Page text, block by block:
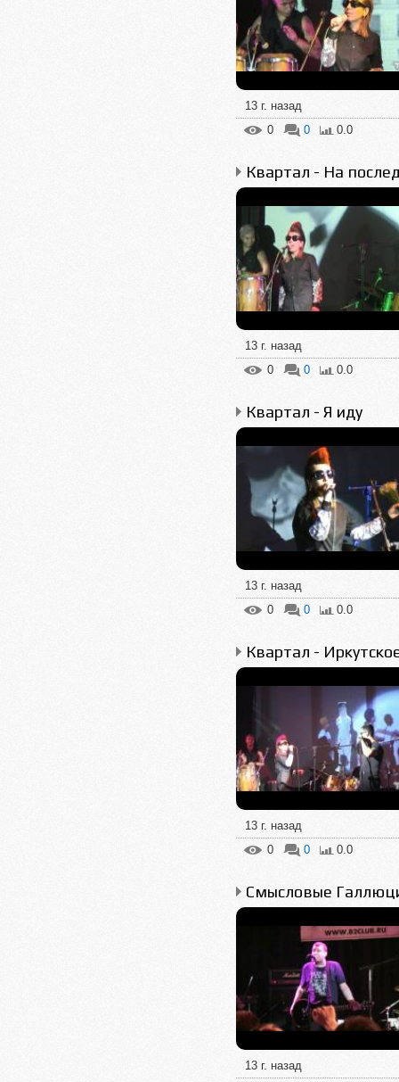
13 г. назад
0
0 0.0
13 г. назад
0
0 0.0
Квартал - Я иду
13 г. назад
0
0 0.0
13 г. назад
0
0 0.0
13 г. назад